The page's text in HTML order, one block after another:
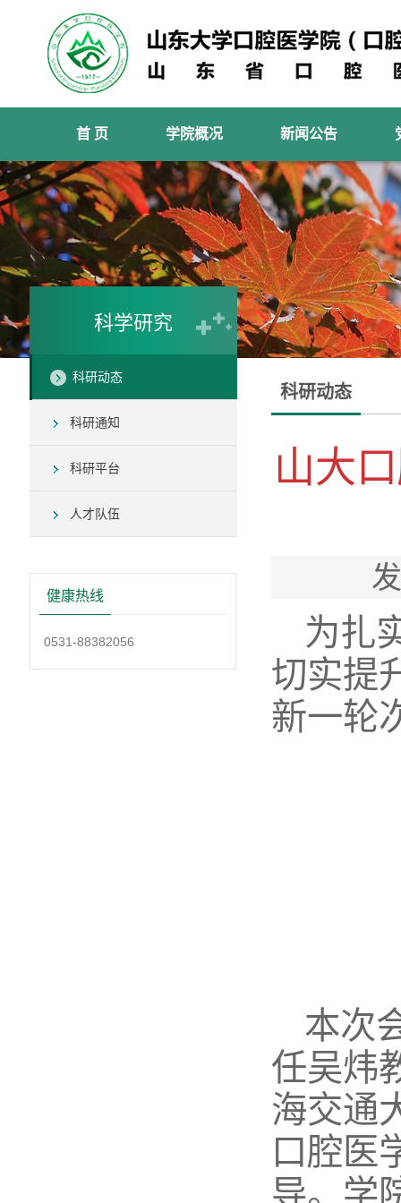
首 页 学院概况 新闻公告
科学研究
科研动态
科研通知
科研平台
人才队伍
健康热线
0531-88382056
科研动态
山大
为扎
切实提
新一轮
本次
任吴炜
海交通
口腔医
导。学